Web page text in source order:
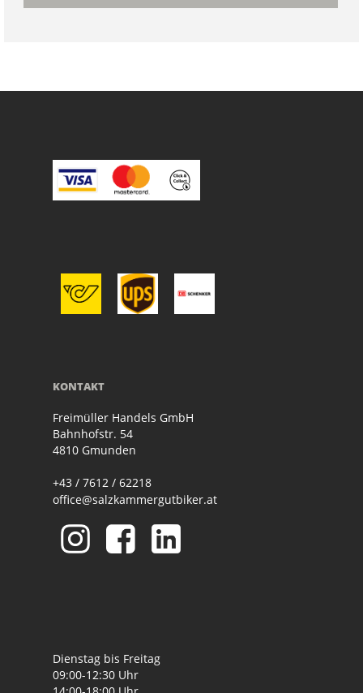
KONTAKT
Freimüller Handels GmbH
Bahnhofstr. 54
4810 Gmunden
+43 / 7612 / 62218
office@salzkammergutbiker.at
Dienstag bis Freitag
09:00-12:30 Uhr